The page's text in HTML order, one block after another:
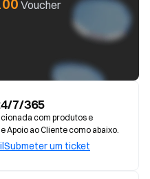
Voucher
7/365
com produtos e
Apoio ao Cliente como abaixo.
Submeter um ticket